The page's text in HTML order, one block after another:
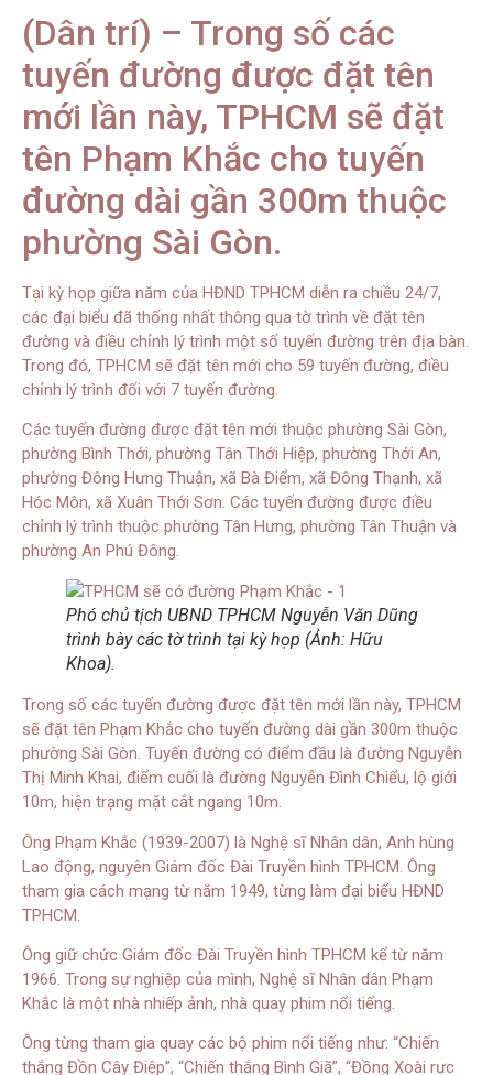
(Dân trí) – Trong số các
tuyến đường được đặt tên
mới lần này, TPHCM sẽ đặt
tên Phạm Khắc cho tuyến
đường dài gần 300m thuộc
phường Sài Gòn.
Tại kỳ họp giữa năm của HĐND TPHCM diễn ra chiều 24/7,
các đại biểu đã thống nhất thông qua tờ trình về đặt tên
đường và điều chỉnh lý trình một số tuyến đường trên địa bàn.
Trong đó, TPHCM sẽ đặt tên mới cho 59 tuyến đường, điều
chỉnh lý trình đối với 7 tuyến đường.
Các tuyến đường được đặt tên mới thuộc phường Sài Gòn,
phường Bình Thới, phường Tân Thới Hiệp, phường Thới An,
phường Đông Hưng Thuận, xã Bà Điểm, xã Đông Thạnh, xã
Hóc Môn, xã Xuân Thới Sơn. Các tuyến đường được điều
chỉnh lý trình thuộc phường Tân Hưng, phường Tân Thuận và
phường An Phú Đông.
Phó chủ tịch UBND TPHCM Nguyễn Văn Dũng
trình bày các tờ trình tại kỳ họp (Ảnh: Hữu
Khoa).
Trong số các tuyến đường được đặt tên mới lần này, TPHCM
sẽ đặt tên Phạm Khắc cho tuyến đường dài gần 300m thuộc
phường Sài Gòn. Tuyến đường có điểm đầu là đường Nguyễn
Thị Minh Khai, điểm cuối là đường Nguyễn Đình Chiểu, lộ giới
10m, hiện trạng mặt cắt ngang 10m.
Ông Phạm Khắc (1939-2007) là Nghệ sĩ Nhân dân, Anh hùng
Lao động, nguyên Giám đốc Đài Truyền hình TPHCM. Ông
tham gia cách mạng từ năm 1949, từng làm đại biểu HĐND
TPHCM.
Ông giữ chức Giám đốc Đài Truyền hình TPHCM kể từ năm
1966. Trong sự nghiệp của mình, Nghệ sĩ Nhân dân Phạm
Khắc là một nhà nhiếp ảnh, nhà quay phim nổi tiếng.
Ông từng tham gia quay các bộ phim nổi tiếng như: “Chiến
thắng Đồn Cây Điệp”, “Chiến thắng Bình Giã”, “Đồng Xoài rực